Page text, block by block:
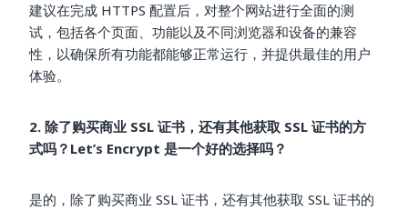
建议在完成 HTTPS 配置后，对整个网站进行全面的测
试，包括各个页面、功能以及不同浏览器和设备的兼容
性，以确保所有功能都能够正常运行，并提供最佳的用户
体验。
2. 除了购买商业 SSL 证书，还有其他获取 SSL 证书的方
式吗？Let’s Encrypt 是一个好的选择吗？
是的，除了购买商业 SSL 证书，还有其他获取 SSL 证书的